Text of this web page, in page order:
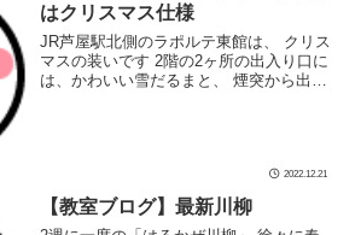
はクリスマス仕様
JR芦屋駅北側のラポルテ東館は、 クリス
マスの装いです 2階の2ヶ所の出入り口に
は、かわいい雪だるまと、 煙突から出て
2022.12.21
【教室ブログ】最新川柳